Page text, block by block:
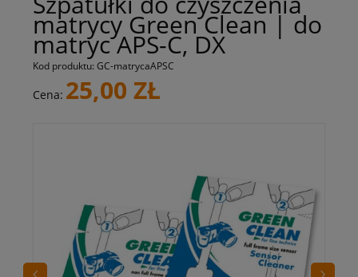
matrycy Green Clean | do
matryc APS-C, DX
Kod produktu: GC-matrycaAPSC
Cena: 25,00 ZŁ